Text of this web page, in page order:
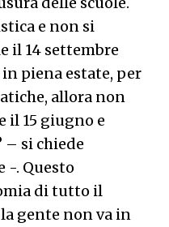
e non si
il 14 settembre
piena estate, per
allora non
il 15 giugno e
si chiede
-. Questo
di tutto il
gente non va in